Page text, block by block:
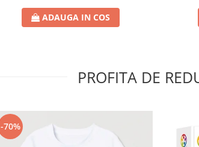
ADAUGA IN COS
PROFITA DE
-70%